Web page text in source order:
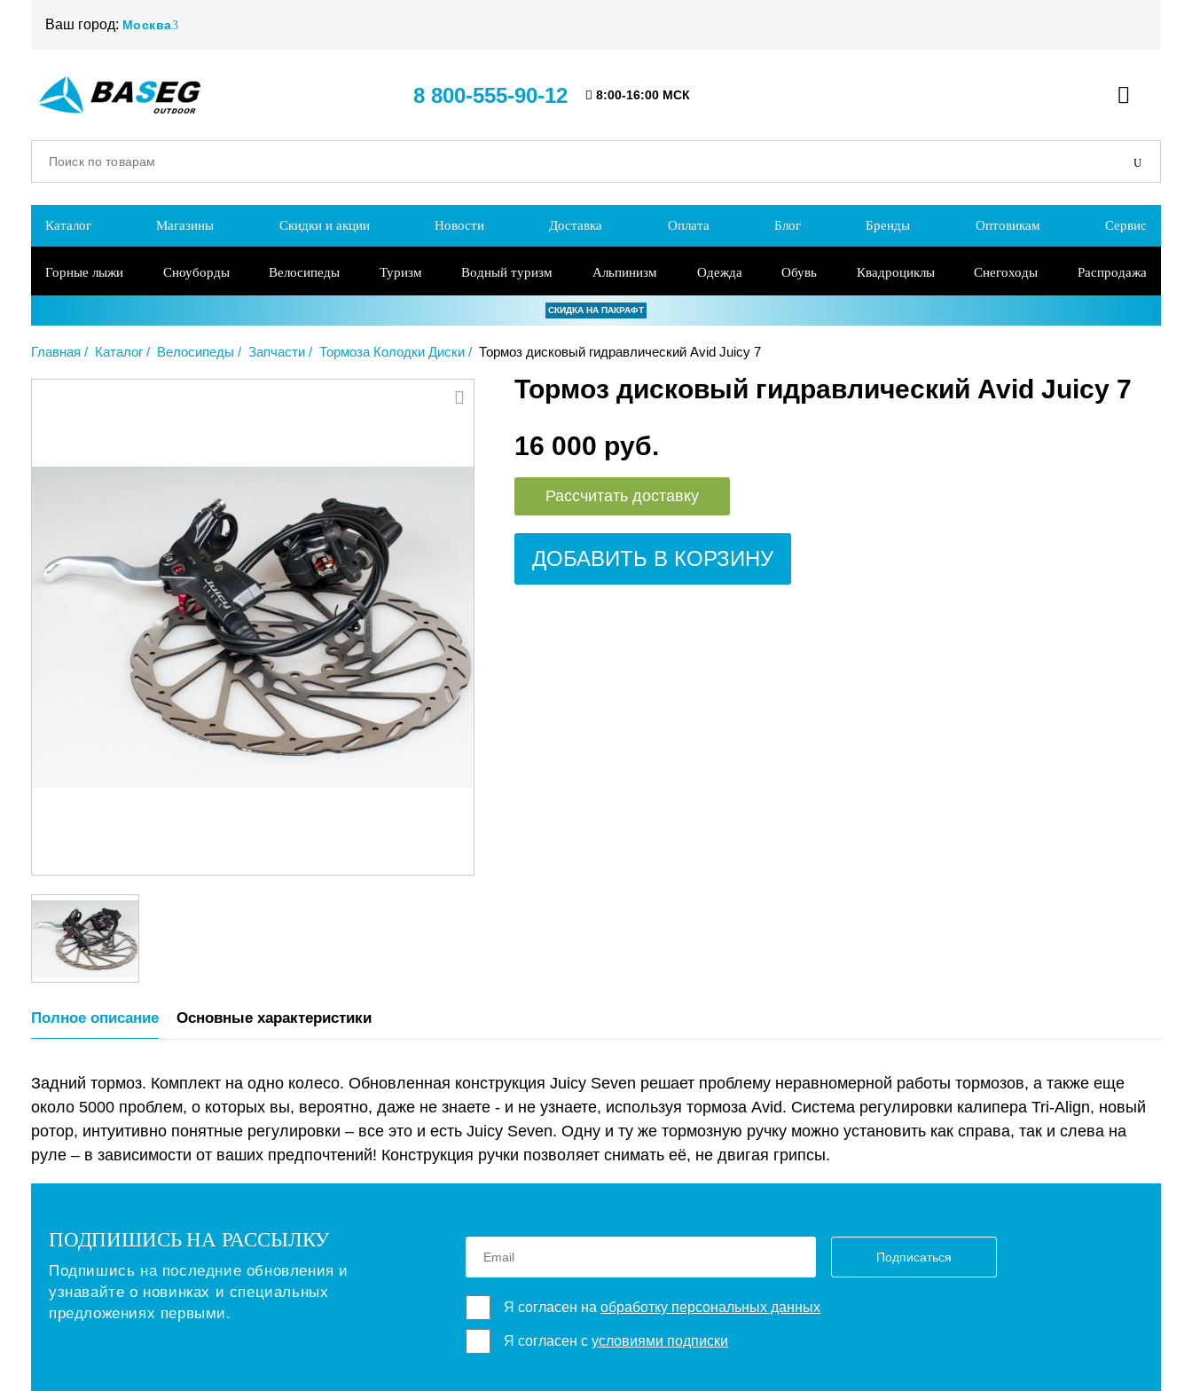
Ваш город: Москва
8 800-555-90-12 8:00-16:00 МСК
Каталог Магазины Скидки и акции Новости Доставка Оплата Блог Бренды Оптовикам Сервис
Горные лыжи Сноуборды Велосипеды Туризм Водный туризм Альпинизм Одежда Обувь Квадроциклы Снегоходы Распродажа
СКИДКА НА ПАКРАФТ
Главная Каталог Велосипеды Запчасти Тормоза Колодки Диски Тормоз дисковый гидравлический Avid Juicy 7
Тормоз дисковый гидравлический Avid Juicy 7
16 000 руб.
Рассчитать доставку
ДОБАВИТЬ В КОРЗИНУ
Полное описание Основные характеристики
Задний тормоз. Комплект на одно колесо. Обновленная конструкция Juicy Seven решает проблему неравномерной работы тормозов, а также еще
около 5000 проблем, о которых вы, вероятно, даже не знаете - и не узнаете, используя тормоза Avid. Система регулировки калипера Tri-Align, новый
ротор, интуитивно понятные регулировки – все это и есть Juicy Seven. Одну и ту же тормозную ручку можно установить как справа, так и слева на
руле – в зависимости от ваших предпочтений! Конструкция ручки позволяет снимать её, не двигая грипсы.
ПОДПИШИСЬ НА РАССЫЛКУ
Подпишись на последние обновления и
узнавайте о новинках и специальных
предложениях первыми.
Подписаться
Я согласен на обработку персональных данных
Я согласен с условиями подписки